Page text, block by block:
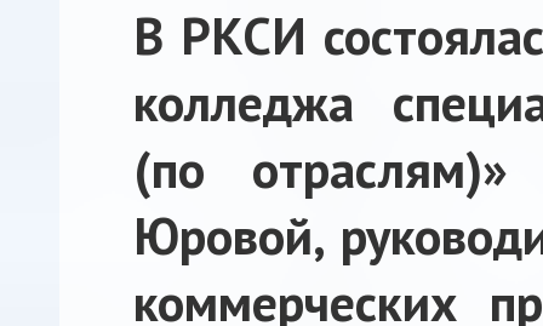
В РКСИ
колледжа
(по отраслям)»
Юровой,
коммерческих